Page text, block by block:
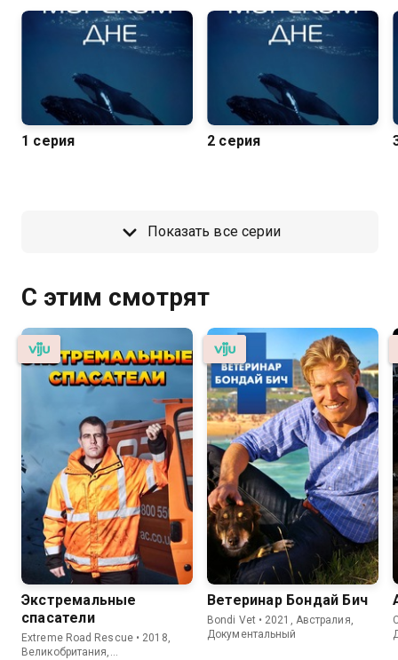
1 серия 2 серия
Показать все серии
С этим смотрят
Экстремальные
спасатели
Extreme Road Rescue • 2018,
Великобритания,
Ветеринар Бондай Бич
Bondi Vet • 2021, Австралия,
Документальный